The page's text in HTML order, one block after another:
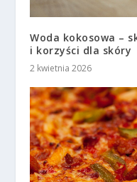
Woda kokosowa –
i korzyści dla skóry
2 kwietnia 2026